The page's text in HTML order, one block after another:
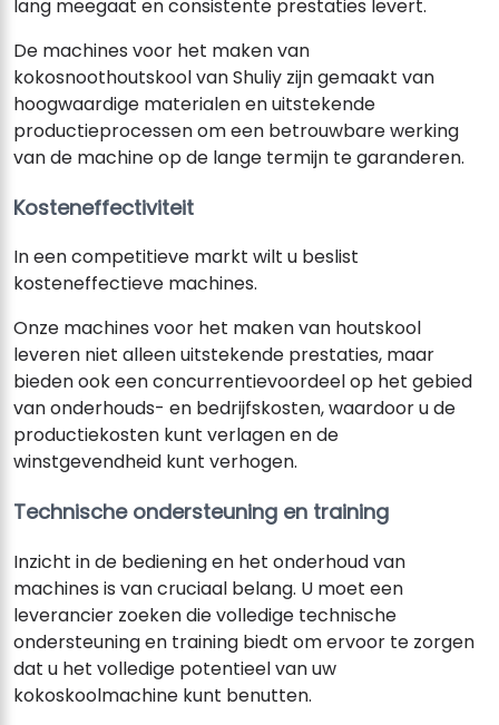
lang meegaat en consistente prestaties levert.
De machines voor het maken van
kokosnoothoutskool van Shuliy zijn gemaakt van
hoogwaardige materialen en uitstekende
productieprocessen om een ​​betrouwbare werking
van de machine op de lange termijn te garanderen.
Kosteneffectiviteit
In een competitieve markt wilt u beslist
kosteneffectieve machines.
Onze machines voor het maken van houtskool
leveren niet alleen uitstekende prestaties, maar
bieden ook een concurrentievoordeel op het gebied
van onderhouds- en bedrijfskosten, waardoor u de
productiekosten kunt verlagen en de
winstgevendheid kunt verhogen.
Technische ondersteuning en training
Inzicht in de bediening en het onderhoud van
machines is van cruciaal belang. U moet een
leverancier zoeken die volledige technische
ondersteuning en training biedt om ervoor te zorgen
dat u het volledige potentieel van uw
kokoskoolmachine kunt benutten.